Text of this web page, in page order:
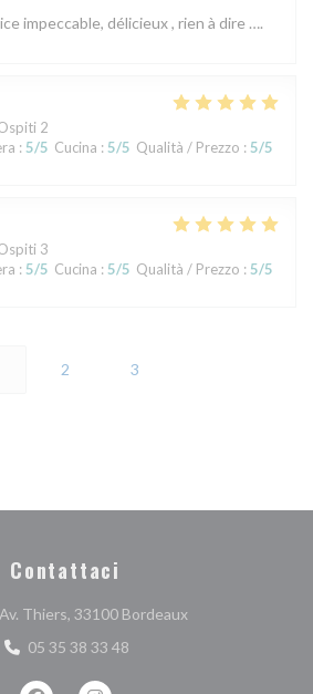
impeccable, délicieux , rien à dire ….
2
: 5/5 Cucina : 5/5 Qualità / Prezzo : 5/5
3
: 5/5 Cucina : 5/5 Qualità / Prezzo : 5/5
2 3
Contattaci
Thiers, 33100 Bordeaux((apre una nuova
05 35 38 33 48